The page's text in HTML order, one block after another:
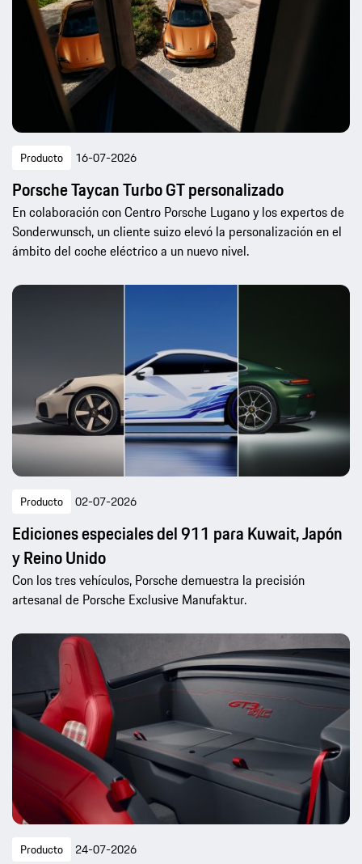
Producto 16-07-2026
Porsche Taycan Turbo GT personalizado
En colaboración con Centro Porsche Lugano y los expertos de
Sonderwunsch, un cliente suizo elevó la personalización en el
ámbito del coche eléctrico a un nuevo nivel.
Producto 02-07-2026
Ediciones especiales del 911 para Kuwait, Japón
y Reino Unido
Con los tres vehículos, Porsche demuestra la precisión
artesanal de Porsche Exclusive Manufaktur.
Producto 24-07-2026